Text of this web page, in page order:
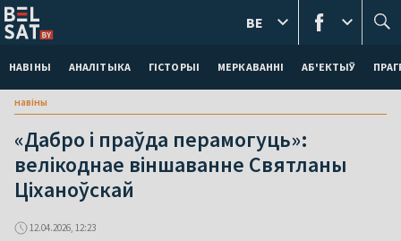
НАВІНЫ АНАЛІТЫКА ГІСТОРЫІ МЕРКАВАННI АБ'ЕКТЫЎ
BE
навіны
«Дабро і праўда перамогуць»:
велікоднае віншаванне Святланы
Ціханоўскай
12.04.2026, 12:23